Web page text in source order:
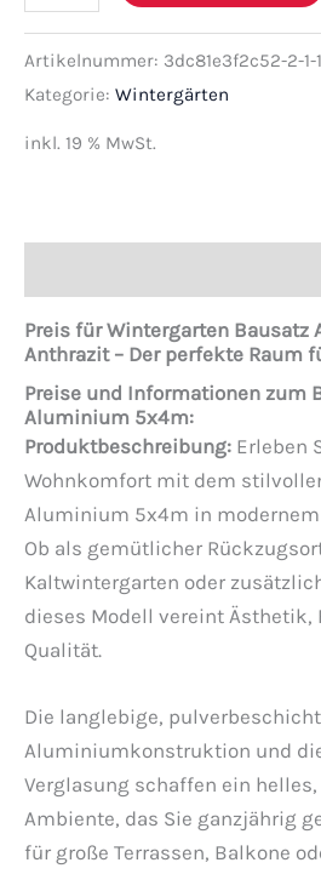
Artikelnummer: 3dc81e3f2c52-2-1-1
Kategorie: Wintergärten
inkl. 19 % MwSt.
Preis für Wintergarten
Anthrazit – Der perfekte Raum
Preise und Informationen zum
Aluminium 5x4m:
Produktbeschreibung: Erleben
Wohnkomfort mit dem
Aluminium 5x4m in modernem
Ob als gemütlicher
Kaltwintergarten oder
dieses Modell vereint
Qualität.
Die langlebige,
Aluminiumkonstruktion und
Verglasung schaffen ein
Ambiente, das Sie ganzjährig
für große Terrassen, Balkone